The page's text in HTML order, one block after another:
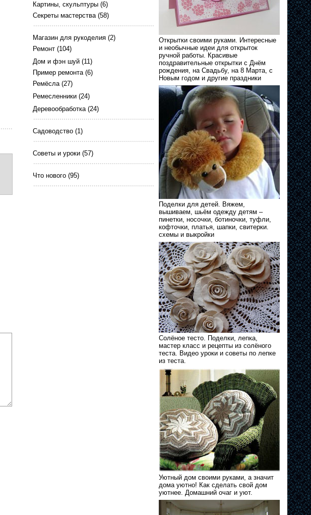
Картины, скульптуры (6)
Секреты мастерства(58)
Магазин для рукоделия (2)
Ремонт (104)
Дом и фэн шуй (11)
Пример ремонта(6)
Ремёсла(27)
Ремесленники (24)
Деревообработка(24)
Садоводство (1)
Советы и уроки (57)
Что нового (95)
Открытки своими руками. Интересные
и необычные идеи для открыток
ручной работы. Красивые
поздравительные открытки с Днём
рождения, на Свадьбу, на 8 Марта, с
Новым годом и другие праздники
Поделки для детей. Вяжем,
вышиваем, шьём одежду детям –
пинетки, носочки, ботиночки, туфли,
кофточки, платья, шапки, свитерки.
схемы и выкройки
Солёное тесто. Поделки, лепка,
мастер класс и рецепты из солёного
теста. Видео уроки и советы по лепке
из теста.
Уютный дом своими руками, а значит
дома уютно! Как сделать свой дом
уютнее. Домашний очаг и уют.